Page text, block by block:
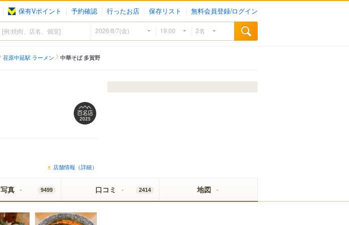
保有Vポイント 予約確認 行ったお店 保存リスト 無料会員登録/ログイン
荏原中延駅 ラーメン 中華そば 多賀野
店舗情報（詳細）
写真 9499 口コミ 2414 地図